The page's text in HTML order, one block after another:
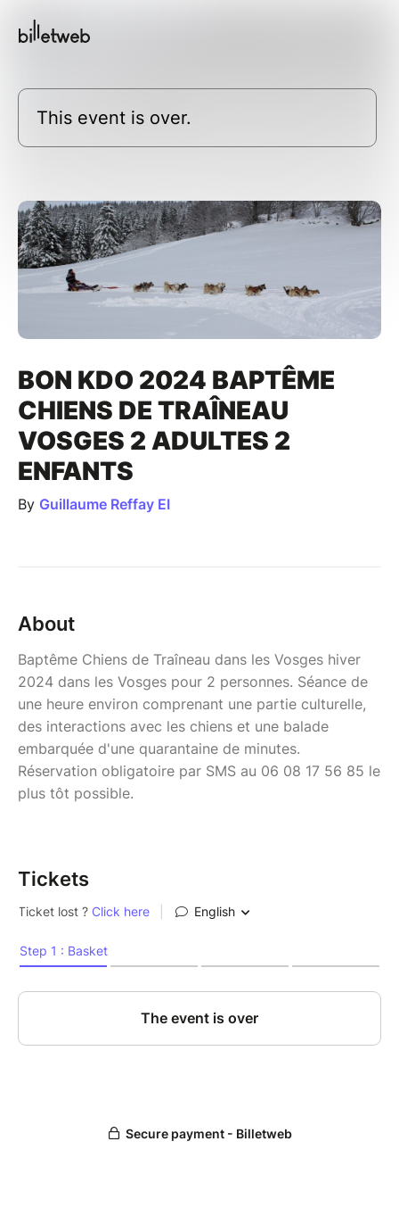
This event is over.
BON KDO 2024 BAPTÊME
CHIENS DE TRAÎNEAU
VOSGES 2 ADULTES 2
ENFANTS
By Guillaume Reffay EI
About
Baptême Chiens de Traîneau dans les Vosges hiver
2024 dans les Vosges pour 2 personnes. Séance de
une heure environ comprenant une partie culturelle,
des interactions avec les chiens et une balade
embarquée d'une quarantaine de minutes.
Réservation obligatoire par SMS au 06 08 17 56 85 le
plus tôt possible.
Tickets